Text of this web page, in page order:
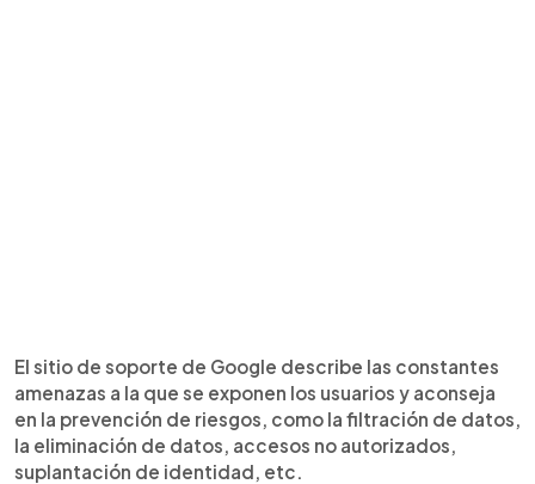
El sitio de soporte de Google describe las constantes
amenazas a la que se exponen los usuarios y aconseja
en la prevención de riesgos, como la filtración de datos,
la eliminación de datos, accesos no autorizados,
suplantación de identidad, etc.